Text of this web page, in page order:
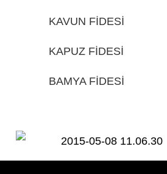
KAVUN FİDESİ
KAPUZ FİDESİ
BAMYA FİDESİ